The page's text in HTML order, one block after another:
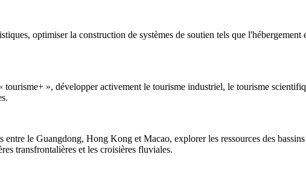
optimiser la construction de systèmes de soutien tels que
», développer activement le tourisme industriel, le tourisme
le Guangdong, Hong Kong et Macao, explorer les ressources des
transfrontalières et les croisières fluviales.